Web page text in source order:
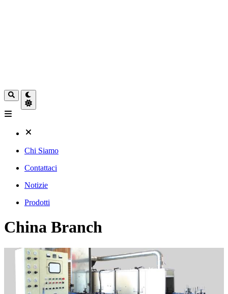
Chi Siamo
Contattaci
Notizie
Prodotti
China Branch